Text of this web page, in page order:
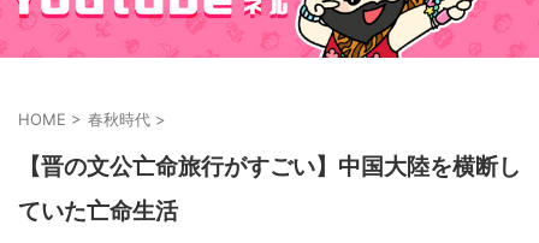
HOME > 春秋時代 >
【晋の文公亡命旅行がすごい】中国大陸を横断し
ていた亡命生活